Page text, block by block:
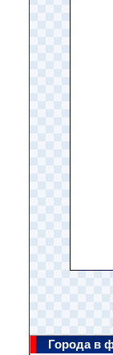
Города в